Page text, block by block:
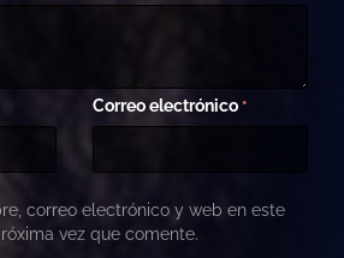
Correo electrónico *
correo electrónico y web en este
vez que comente.